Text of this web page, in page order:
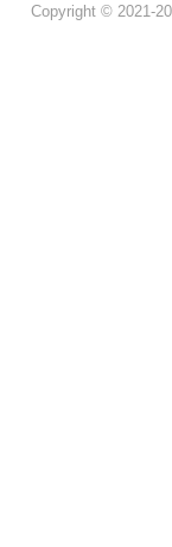
Copyright © 2021-